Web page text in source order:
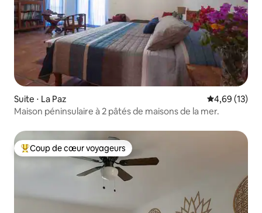
Suite ⋅ La Paz Évaluation
4,69 (13)
Maison péninsulaire à 2 pâtés de maisons de la mer.
Coups de cœur voyageurs les plus appréciés
Coup de cœur voyageurs